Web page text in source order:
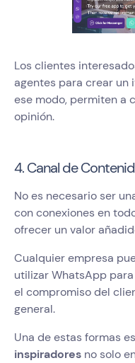
Los clientes
agentes para crear un
ese modo, permiten a
opinión.
4. Canal de
No es necesario ser
con conexiones en
ofrecer un valor
Cualquier empresa
utilizar WhatsApp
el compromiso del
general.
Una de estas formas es
inspiradores no solo